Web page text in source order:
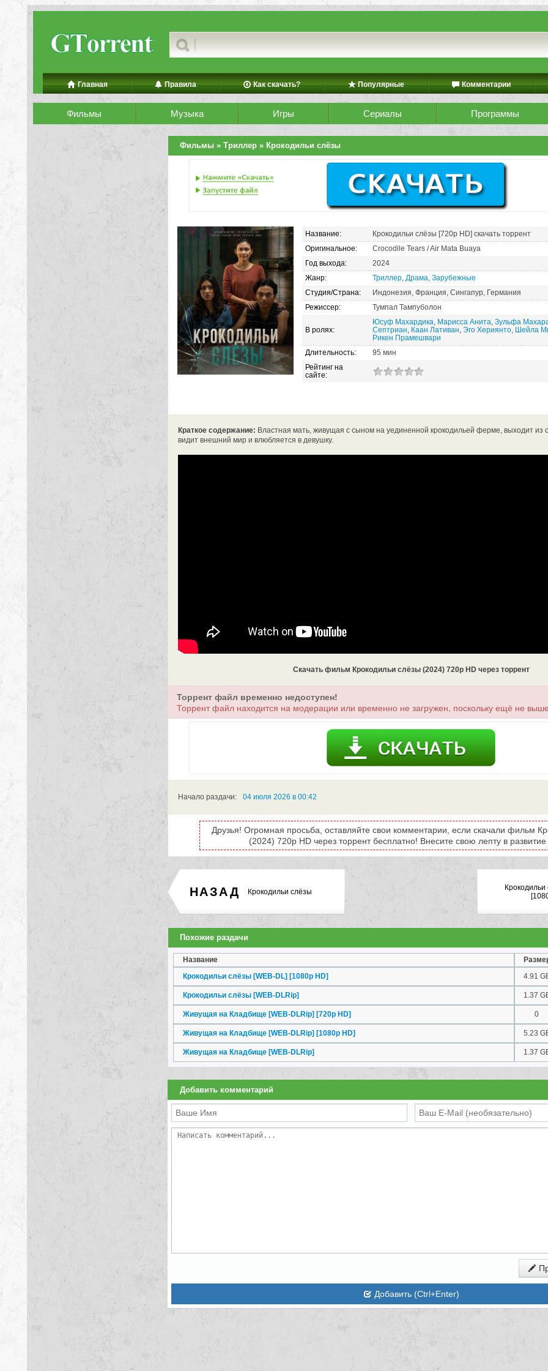
Главная Правила Как скачать? Популярные Комментарии
Фильмы Музыка Игры Сериалы Программы
Фильмы » Триллер » Крокодильи слёзы
Название:
Крокодильи слёзы [720p HD] скачать торрент
Оригинальное:
Crocodile Tears / Air Mata Buaya
Год выхода:
2024
Жанр:
Триллер, Драма, Зарубежные
Студия/Страна:
Индонезия, Франция, Сингапур, Германия
Режиссер:
Тумпал Тампуболон
В ролях:
Юсуф Махардика, Марисса Анита, Зульфа
Септриан, Каан Лативан, Эго Хериянто, Шейла
Рикен Прамешвари
Длительность:
95 мин
Рейтинг на
сайте:
Краткое содержание: Властная мать, живущая с сыном на уединенной крокодильей ферме, выходит из
видит внешний мир и влюбляется в девушку.
Скачать фильм Крокодильи слёзы (2024) 720p HD через торрент
Торрент файл временно недоступен!
Торрент файл находится на модерации или временно не загружен, поскольку ещё не
Начало раздачи: 04 июля 2026 в 00:42
Друзья! Огромная просьба, оставляйте свои комментарии, если скачали фильм
(2024) 720p HD через торрент бесплатно! Внесите свою лепту в развитие
НАЗАД Крокодильи слёзы
Крокодильи
Похожие раздачи
Название
Крокодильи слёзы [WEB-DL] [1080p HD]
4.91
Крокодильи слёзы [WEB-DLRip] 1.37
Живущая на Кладбище [WEB-DLRip] [720p HD] 0
Живущая на Кладбище [WEB-DLRip] [1080p HD] 5.23
Живущая на Кладбище [WEB-DLRip] 1.37
Добавить комментарий
Добавить (Ctrl+Enter)